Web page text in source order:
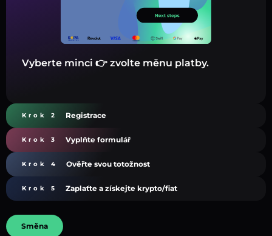
Vyberte minci 👉 zvolte měnu platby.
Krok 2 Registrace
Krok 3 Vyplňte formulář
Krok 4 Ověřte svou totožnost
Krok 5 Zaplaťte a získejte krypto/fiat
Směna